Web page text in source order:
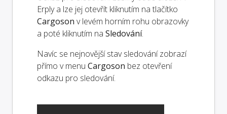
Erply a lze jej otevřít kliknutím na tlačítko
Cargoson v levém horním rohu obrazovky
a poté kliknutím na Sledování.
Navíc se nejnovější stav sledování zobrazí
přímo v menu Cargoson bez otevření
odkazu pro sledování.